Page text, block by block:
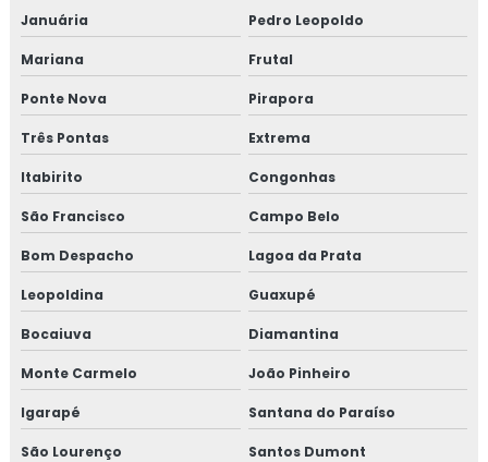
Curso de boas práticas de fabricação
Curso de bpf para indústria de alimentos
Curso fssc
Curso fssc 22000 online
Curso de gerenciamento de resíduos sólidos
Curso de gestão de resíduos
Curso de gestão de resíduos sólidos
Januária Pedro Leopoldo
Mariana Frutal
Ponte Nova Pirapora
Três Pontas Extrema
Itabirito Congonhas
São Francisco Campo Belo
Bom Despacho Lagoa da Prata
Leopoldina Guaxupé
Bocaiuva Diamantina
Monte Carmelo João Pinheiro
Igarapé Santana do Paraíso
São Lourenço Santos Dumont